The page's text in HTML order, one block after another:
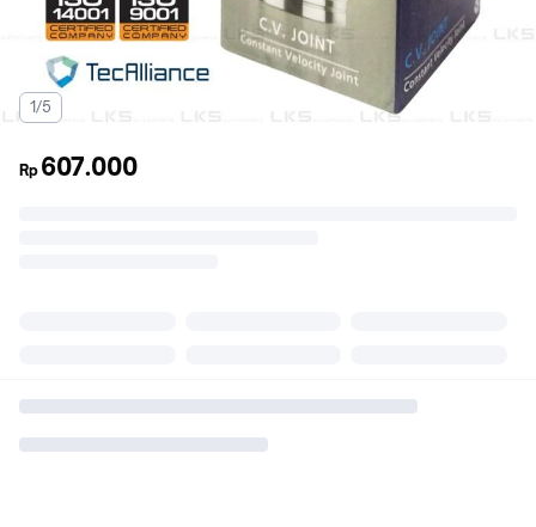
1/5
Rp 607.000